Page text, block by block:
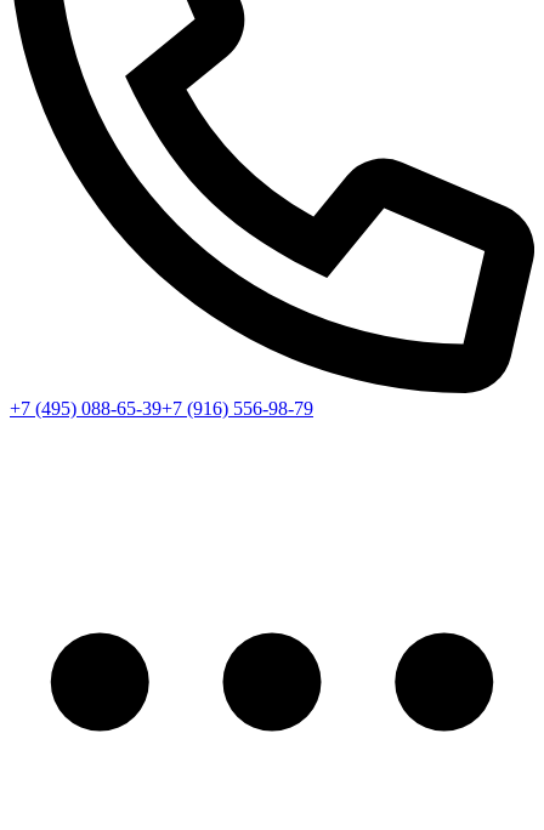
+7 (495) 088-65-39+7 (916) 556-98-79